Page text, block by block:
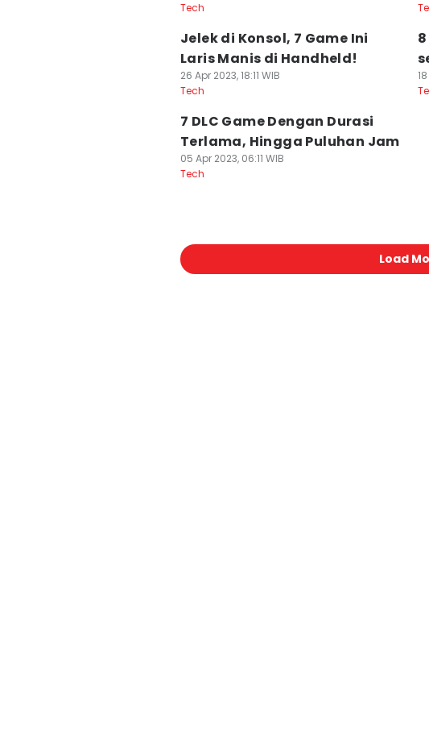
Tech
Jelek di Konsol, 7 Game Ini
Laris Manis di Handheld!
26 Apr 2023, 18:11 WIB
Tech
7 DLC Game Dengan Durasi
Terlama, Hingga Puluhan Jam
05 Apr 2023, 06:11 WIB
Tech
Load